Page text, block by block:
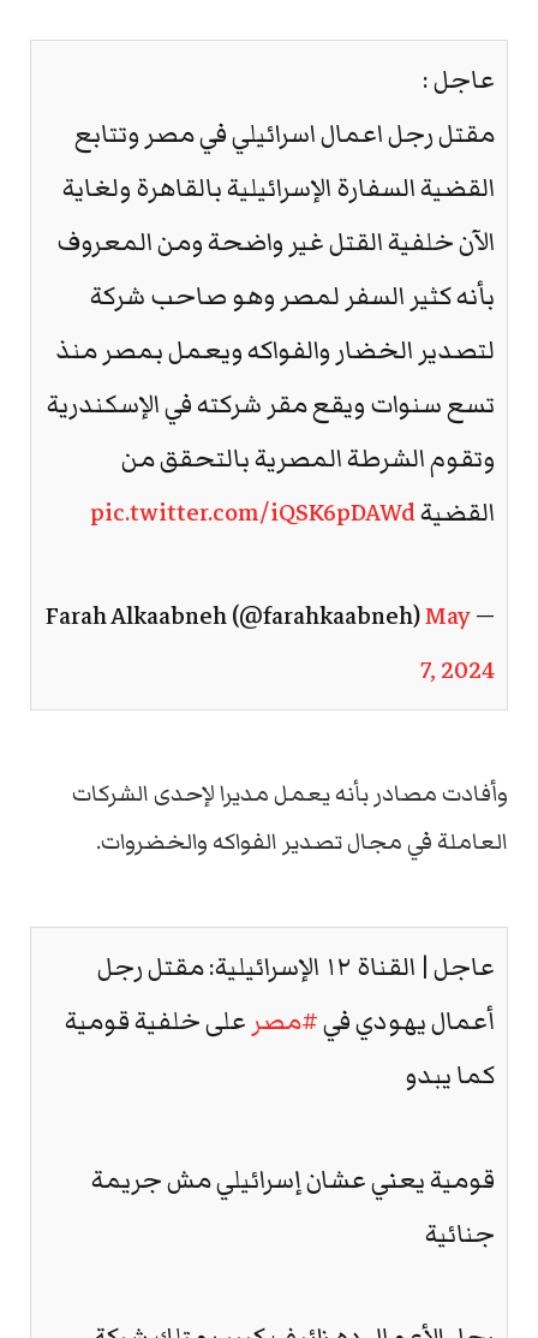
عاجل :
مقتل رجل اعمال اسرائيلي في مصر وتتابع
القضية السفارة الإسرائيلية بالقاهرة ولغاية
الآن خلفية القتل غير واضحة ومن المعروف
بأنه كثير السفر لمصر وهو صاحب شركة
لتصدير الخضار والفواكه ويعمل بمصر منذ
تسع سنوات ويقع مقر شركته في الإسكندرية
وتقوم الشرطة المصرية بالتحقق من
القضيةpic.twitter.com/iQSK6pDAWd
— Farah Alkaabneh (@farahkaabneh)
May
7, 2024
وأفادت مصادر بأنه يعمل مديرا لإحدى الشركات
العاملة في مجال تصدير الفواكه والخضروات.
عاجل | القناة ١٢ الإسرائيلية: مقتل رجل
أعمال يهودي في#مصر على خلفية قومية
كما يبدو
قومية يعني عشان إسرائيلي مش جريمة
جنائية